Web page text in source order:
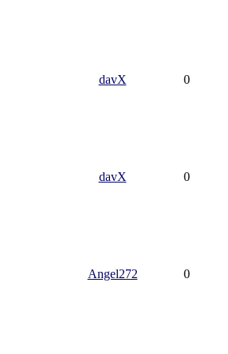
davX 0
davX 0
Angel272 0